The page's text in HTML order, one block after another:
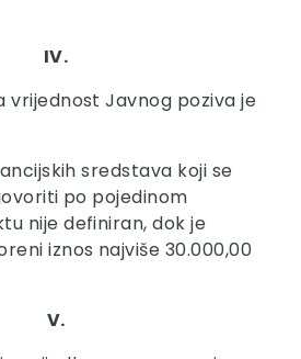
IV.
vrijednost Javnog poziva je
sredstava koji se
po pojedinom
nije definiran, dok je
iznos najviše 30.000,00
V.